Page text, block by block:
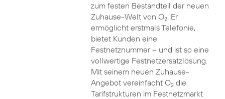
zum festen Bestandteil der neuen
Zuhause-Welt von O2. Er
ermöglicht erstmals Telefonie,
bietet Kunden eine
Festnetznummer – und ist so eine
vollwertige Festnetzersatzlösung.
Mit seinem neuen Zuhause-
Angebot vereinfacht O2die
Tarifstrukturen im Festnetzmarkt